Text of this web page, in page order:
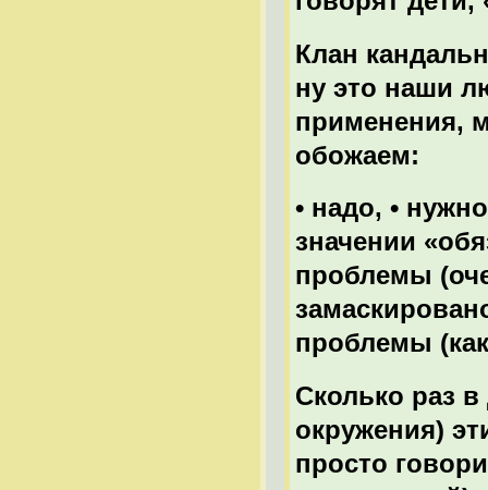
Клан
ну это наши
применения,
обожаем:
• надо, •
значении
проблемы
проблемы
Сколько раз
окружения)
просто